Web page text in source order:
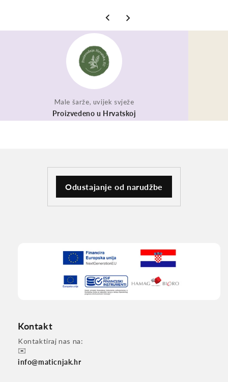
Male šarže, uvijek svježe
Proizvedeno u Hrvatskoj
Odustajanje od narudžbe
Kontakt
Kontaktiraj nas na:
✉️
info@maticnjak.hr